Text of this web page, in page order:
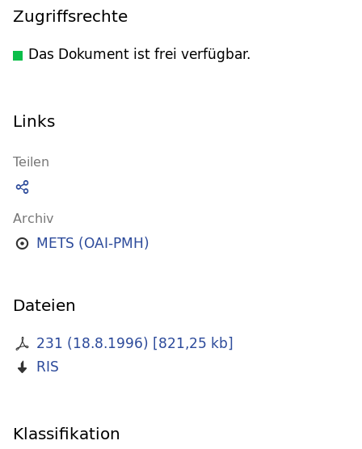
Zugriffsrechte
Das Dokument ist frei verfügbar.
Links
Teilen
Archiv
METS (OAI-PMH)
Dateien
231 (18.8.1996) [821,25 kb]
RIS
Klassifikation